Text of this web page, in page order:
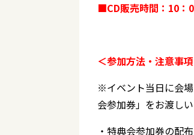
■CD販売時間：10：
＜参加方法・注意事
※イベント当日に会
会参加券」をお渡しい
・特典会参加券の配